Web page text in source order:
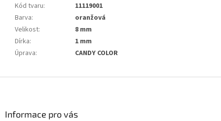
Kód tvaru:
11119001
Barva:
oranžová
Velikost:
8 mm
Dírka:
1 mm
Úprava: CANDY COLOR
Informace pro vás